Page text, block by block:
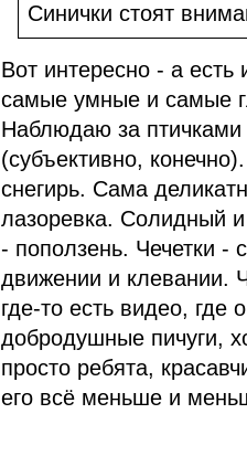
Синички стоят
Вот интересно - а есть
самые умные и самые
Наблюдаю за птичками
(субъективно,
снегирь. Сама
лазоревка. Солидный
- поползень. Чечетки -
движении и клевании.
где-то есть видео, где
добродушные пичуги,
просто ребята,
его всё меньше и